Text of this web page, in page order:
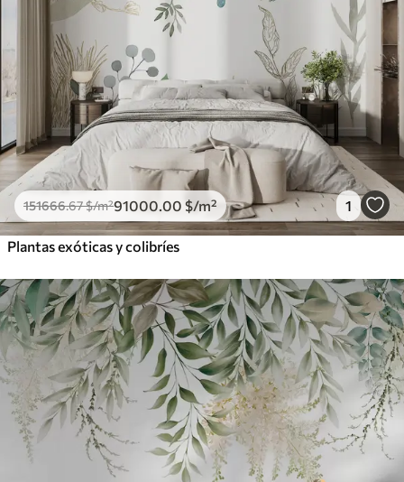
151666.67$/m²91000 .00 $/m² 1
Plantas exóticas y colibríes